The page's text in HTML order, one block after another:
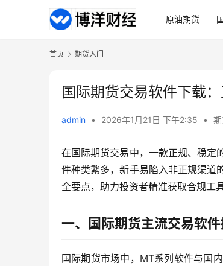
原油期货
首页 期货入门
国际期货交易软件下载
admin • 2026年1月21日 下午2:35 •
在国际期货交易中，一款正规、稳定
件种类繁多，新手易陷入非正规渠道
全要点，助力投资者精准获取合规工具
一、国际期货主流交易软
国际期货市场中，MT系列软件与国